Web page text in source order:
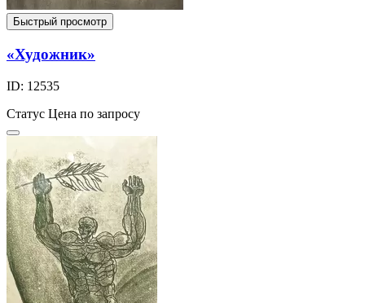
Быстрый просмотр
«Художник»
ID: 12535
Статус Цена по запросу